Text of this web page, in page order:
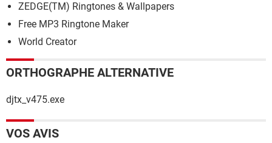
ZEDGE(TM) Ringtones & Wallpapers
Free MP3 Ringtone Maker
World Creator
ORTHOGRAPHE ALTERNATIVE
djtx_v475.exe
VOS AVIS